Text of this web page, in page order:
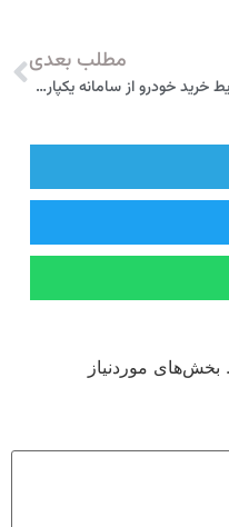
مطلب بعدی
شرایط خرید خودرو از سامانه یکپارچه خودروهای وارداتی
بخش‌های موردنیاز